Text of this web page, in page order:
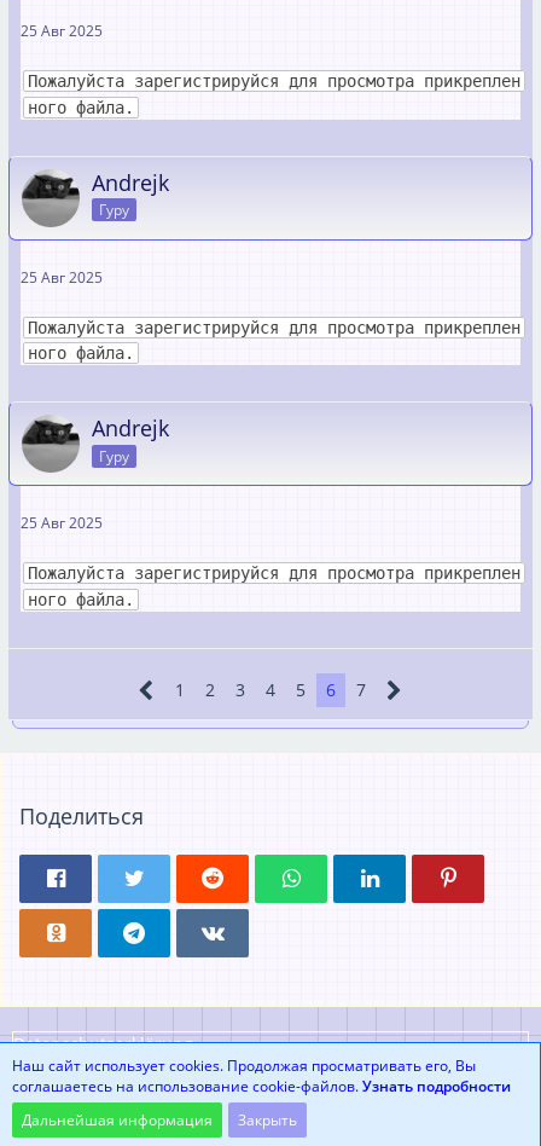
25 Авг 2025
Пожалуйста зарегистрируйся для просмотра прикреплен
ного файла.
Andrejk
Гуру
25 Авг 2025
Пожалуйста зарегистрируйся для просмотра прикреплен
ного файла.
Andrejk
Гуру
25 Авг 2025
Пожалуйста зарегистрируйся для просмотра прикреплен
ного файла.
1 2 3 4 5 6 7
Поделиться
Datenschutzerklärung
Community-Software:WoltLab Suite™
Наш сайт использует cookies. Продолжая просматривать его, Вы
соглашаетесь на использование cookie-файлов.Узнать подробности
Дальнейшая информация
Закрыть